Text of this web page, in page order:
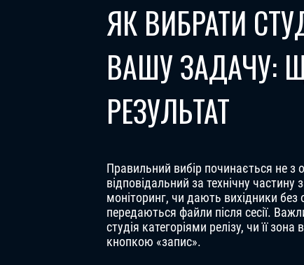
ЯК ВИБРАТИ
ВАШУ ЗАДАЧУ:
РЕЗУЛЬТАТ
Правильний вибір починається не з
відповідальний за технічну частину
моніторинг, чи дають вихідники
передаються файли після сесії.
студія категоріями релізу, чи її зона
кнопкою «запис».